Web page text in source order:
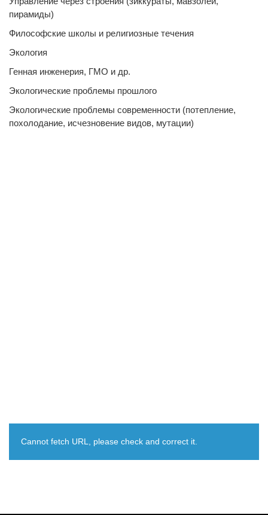
пирамиды)
Философские школы и религиозные течения
Экология
Генная инженерия, ГМО и др.
Экологические проблемы прошлого
Экологические проблемы современности (потепление,
похолодание, исчезновение видов, мутации)
Cannot fetch URL, please check and correct it.